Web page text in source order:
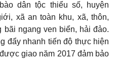
dân tộc thiểu số, huyện
xã an toàn khu, xã, thôn,
bãi ngang ven biển, hải đảo.
đẩy nhanh tiến độ thực hiện
giao năm 2017 đảm bảo